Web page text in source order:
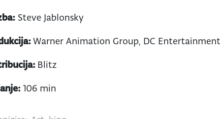
Steve Jablonsky
Warner Animation Group, DC
Blitz
106 min